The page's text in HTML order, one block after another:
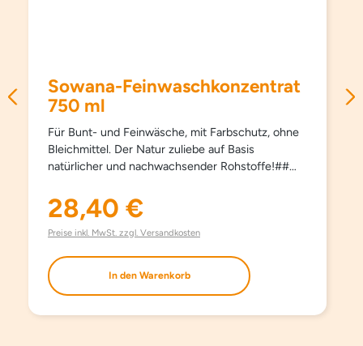
Sowana-Feinwaschkonzentrat
750 ml
Für Bunt- und Feinwäsche, mit Farbschutz, ohne
Bleichmittel. Der Natur zuliebe auf Basis
natürlicher und nachwachsender Rohstoffe!##
schonend und sanft, schon ab 15°C und hält
Kleidungsstücke länger schön. Kein Weichspüler
erforderlich, besonders bügelleicht. Haut- und
auch bestens für die Handwäsche geeignet. Mit
modernsten waschaktiven Substanzen und
Aufheller und ohne Phosphate.
Regulärer Preis:
28,40 €
Preise inkl. MwSt. zzgl. Versandkosten
In den Warenkorb